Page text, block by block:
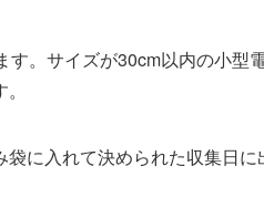
す。​サイズが30cm以内の小型
に入れて決められた収集日に